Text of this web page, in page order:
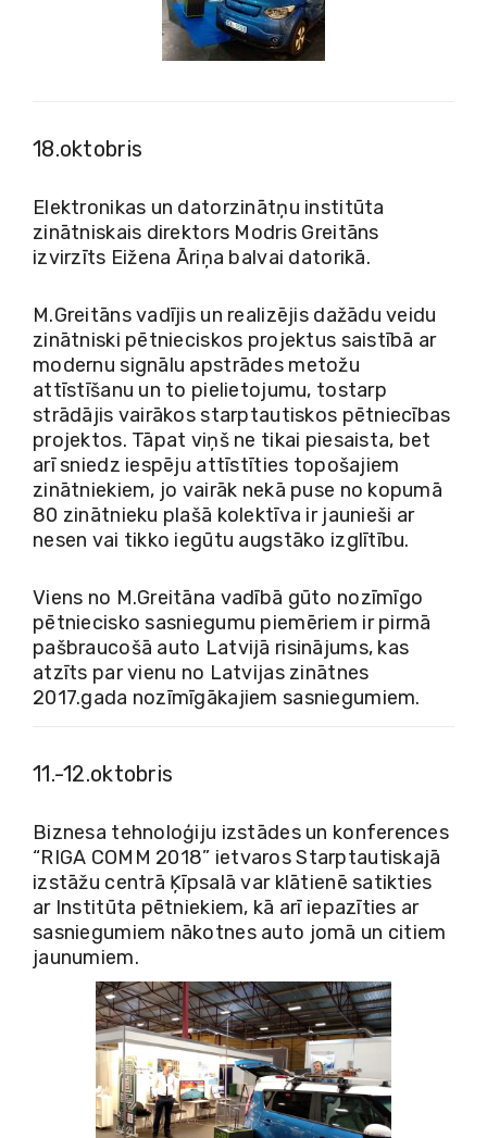
18.oktobris
Elektronikas un datorzinātņu institūta
zinātniskais direktors Modris Greitāns
izvirzīts Eižena Āriņa balvai datorikā.
M.Greitāns vadījis un realizējis dažādu veidu
zinātniski pētnieciskos projektus saistībā ar
modernu signālu apstrādes metožu
attīstīšanu un to pielietojumu, tostarp
strādājis vairākos starptautiskos pētniecības
projektos. Tāpat viņš ne tikai piesaista, bet
arī sniedz iespēju attīstīties topošajiem
zinātniekiem, jo vairāk nekā puse no kopumā
80 zinātnieku plašā kolektīva ir jaunieši ar
nesen vai tikko iegūtu augstāko izglītību.
Viens no M.Greitāna vadībā gūto nozīmīgo
pētniecisko sasniegumu piemēriem ir pirmā
pašbraucošā auto Latvijā risinājums, kas
atzīts par vienu no Latvijas zinātnes
2017.gada nozīmīgākajiem sasniegumiem.
11.-12.oktobris
Biznesa tehnoloģiju izstādes un konferences
“RIGA COMM 2018” ietvaros Starptautiskajā
izstāžu centrā Ķīpsalā var klātienē satikties
ar Institūta pētniekiem, kā arī iepazīties ar
sasniegumiem nākotnes auto jomā un citiem
jaunumiem.